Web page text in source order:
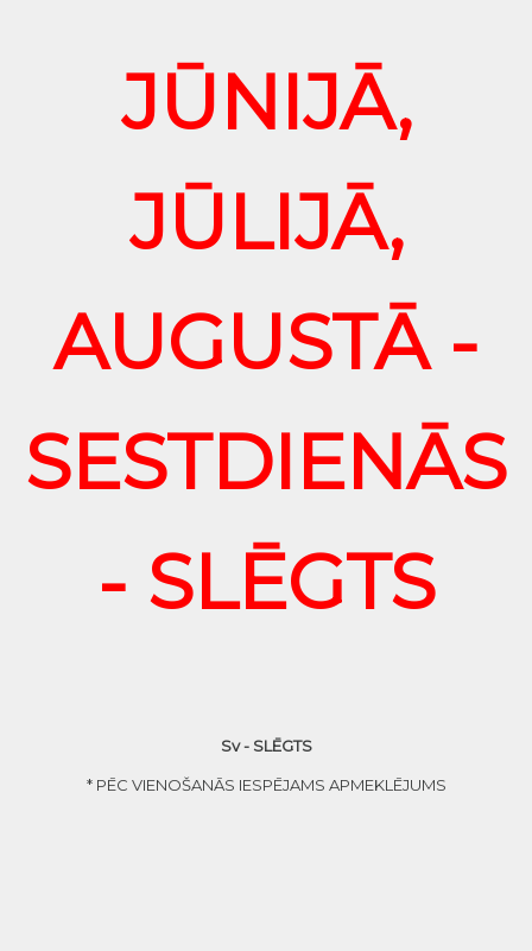
JŪNIJĀ,
JŪLIJĀ,
AUGUSTĀ -
SESTDIENĀS
- SLĒGTS
Sv - SLĒGTS
* PĒC VIENOŠANĀS IESPĒJAMS APMEKLĒJUMS